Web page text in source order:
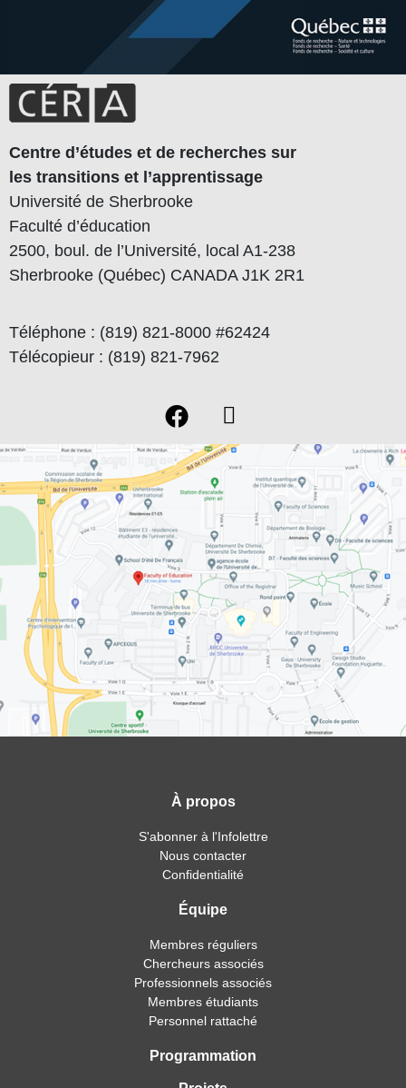
Centre d’études et de recherches sur
les transitions et l’apprentissage
Université de Sherbrooke
Faculté d’éducation
2500, boul. de l’Université, local A1-238
Sherbrooke (Québec) CANADA J1K 2R1
Téléphone : (819) 821-8000 #62424
Télécopieur : (819) 821-7962
À propos
S'abonner à l'Infolettre
Nous contacter
Confidentialité
Équipe
Membres réguliers
Chercheurs associés
Professionnels associés
Membres étudiants
Personnel rattaché
Programmation